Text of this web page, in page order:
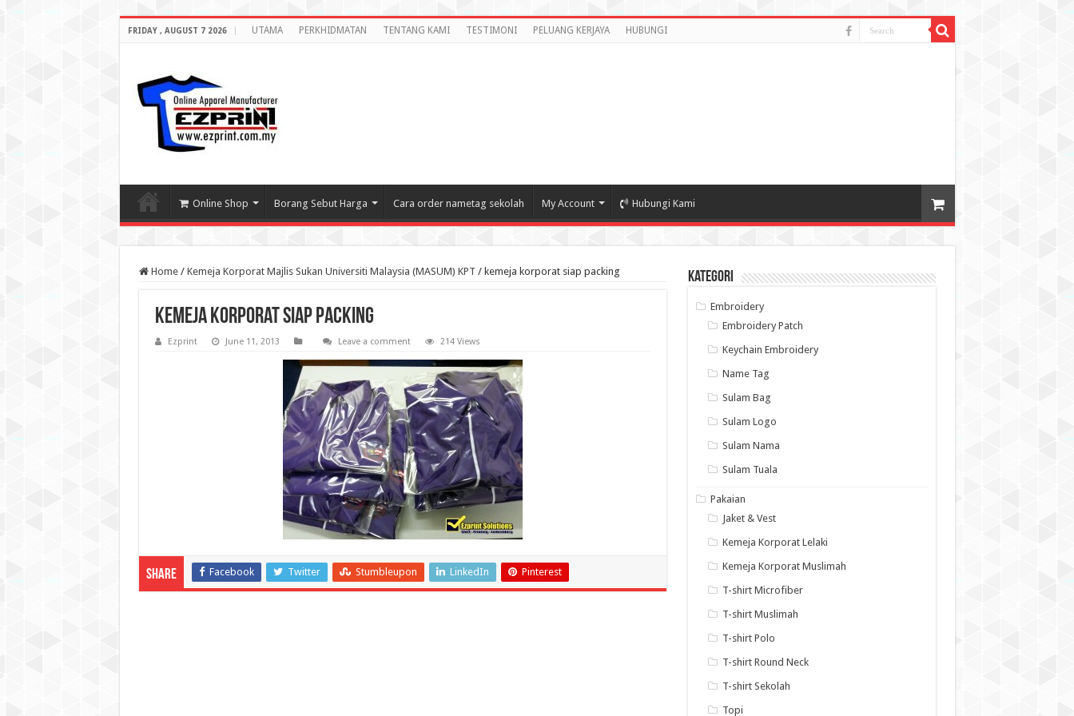
FRIDAY , AUGUST 7 2026 UTAMA PERKHIDMATAN TENTANG KAMI TESTIMONI PELUANG KERJAYA HUBUNGI
Online Shop Borang Sebut Harga Cara order nametag sekolah My Account Hubungi Kami
Home / Kemeja Korporat Majlis Sukan Universiti Malaysia (MASUM) KPT / kemeja korporat siap packing
kemeja korporat siap packing
Ezprint June 11, 2013 Leave a comment 214 Views
Share Facebook Twitter Stumbleupon LinkedIn Pinterest
Kategori
Embroidery
Embroidery Patch
Keychain Embroidery
Name Tag
Sulam Bag
Sulam Logo
Sulam Nama
Sulam Tuala
Pakaian
Jaket & Vest
Kemeja Korporat Lelaki
Kemeja Korporat Muslimah
T-shirt Microfiber
T-shirt Muslimah
T-shirt Polo
T-shirt Round Neck
T-shirt Sekolah
Topi